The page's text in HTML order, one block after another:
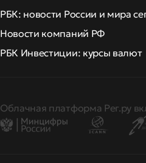
РБК: новости России и мира
Новости компаний РФ
РБК Инвестиции: курсы валют
Облачная платформа Рег.ру